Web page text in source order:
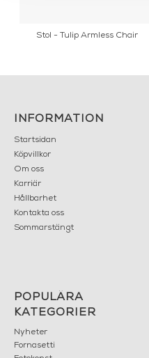
Stol - Tulip Armless Chair
INFORMATION
Startsidan
Köpvillkor
Om oss
Karriär
Hållbarhet
Kontakta oss
Sommarstängt
POPULÄRA
KATEGORIER
Nyheter
Fornasetti